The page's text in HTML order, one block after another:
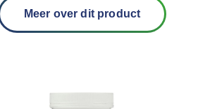
Meer over dit product